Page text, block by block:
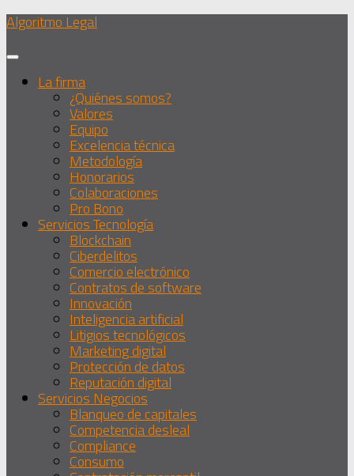
Debajo
del
contenido
Algoritmo Legal
La firma
¿Quiénes somos?
Valores
Equipo
Excelencia técnica
Metodología
Honorarios
Colaboraciones
Pro Bono
Servicios Tecnología
Blockchain
Ciberdelitos
Comercio electrónico
Contratos de software
Innovación
Inteligencia artificial
Litigios tecnológicos
Marketing digital
Protección de datos
Reputación digital
Servicios Negocios
Blanqueo de capitales
Competencia desleal
Compliance
Consumo